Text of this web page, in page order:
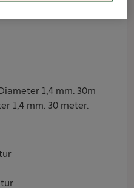
1,4 mm. 30m
1,4 mm. 30 meter.